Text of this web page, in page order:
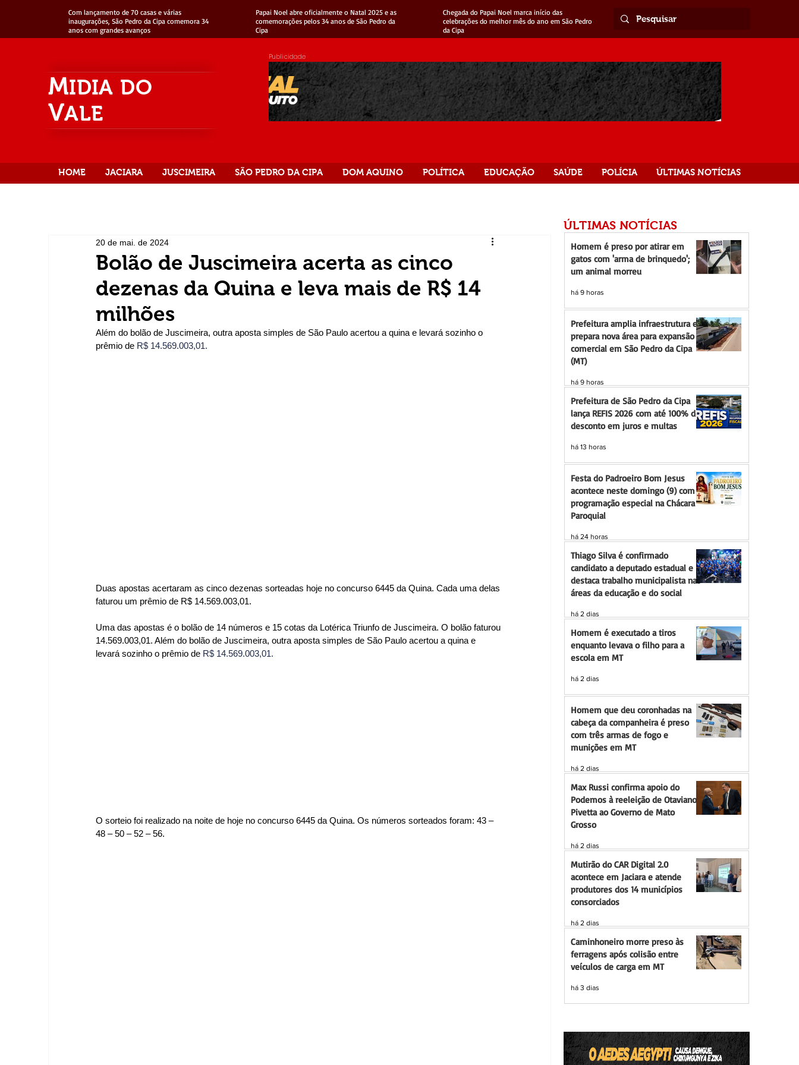
Com lançamento de 70 casas e várias
inaugurações, São Pedro da Cipa comemora 34
anos com grandes avanços
Papai Noel abre oficialmente o Natal 2025 e as
comemorações pelos 34 anos de São Pedro da
Cipa
Chegada do Papai Noel marca início das
celebrações do melhor mês do ano em São Pedro
da Cipa
MIDIA DO
VALE
Publicidade
HOME JACIARA JUSCIMEIRA SÃO PEDRO DA CIPA DOM AQUINO POLÍTICA EDUCAÇÃO SAÚDE POLÍCIA ÚLTIMAS NOTÍCIAS
Bolão de Juscimeira acerta as cinco
dezenas da Quina e leva mais de R$ 14
milhões
20 de mai. de 2024
Além do bolão de Juscimeira, outra aposta simples de São Paulo acertou a quina e levará sozinho o
prêmio de R$ 14.569.003,01.
Duas apostas acertaram as cinco dezenas sorteadas hoje no concurso 6445 da Quina. Cada uma delas
faturou um prêmio de R$ 14.569.003,01.
Uma das apostas é o bolão de 14 números e 15 cotas da Lotérica Triunfo de Juscimeira. O bolão faturou
14.569.003,01. Além do bolão de Juscimeira, outra aposta simples de São Paulo acertou a quina e
levará sozinho o prêmio de R$ 14.569.003,01.
O sorteio foi realizado na noite de hoje no concurso 6445 da Quina. Os números sorteados foram: 43 –
48 – 50 – 52 – 56.
ÚLTIMAS NOTÍCIAS
Homem é preso por atirar em
gatos com 'arma de brinquedo';
um animal morreu
há 9 horas
Prefeitura amplia infraestrutura e
prepara nova área para expansão
comercial em São Pedro da Cipa
(MT)
há 9 horas
Prefeitura de São Pedro da Cipa
lança REFIS 2026 com até 100% de
desconto em juros e multas
há 13 horas
Festa do Padroeiro Bom Jesus
acontece neste domingo (9) com
programação especial na Chácara
Paroquial
há 24 horas
Thiago Silva é confirmado
candidato a deputado estadual e
destaca trabalho municipalista nas
áreas da educação e do social
há 2 dias
Homem é executado a tiros
enquanto levava o filho para a
escola em MT
há 2 dias
Homem que deu coronhadas na
cabeça da companheira é preso
com três armas de fogo e
munições em MT
há 2 dias
Max Russi confirma apoio do
Podemos à reeleição de Otaviano
Pivetta ao Governo de Mato
Grosso
há 2 dias
Mutirão do CAR Digital 2.0
acontece em Jaciara e atende
produtores dos 14 municípios
consorciados
há 2 dias
Caminhoneiro morre preso às
ferragens após colisão entre
veículos de carga em MT
há 3 dias